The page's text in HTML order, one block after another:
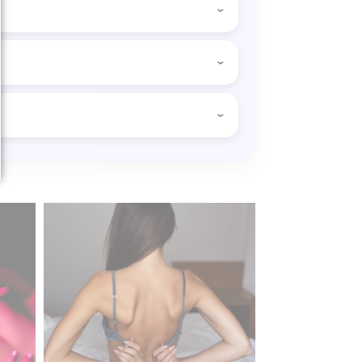
dans Prague. Après cette
et une tournée de bière.
par personne.
des drogues, en cas de